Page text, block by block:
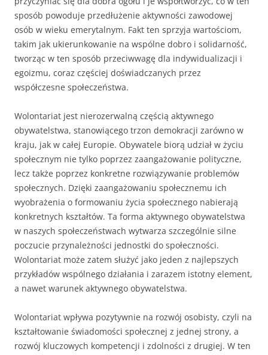
sposób powoduje przedłużenie aktywności zawodowej
osób w wieku emerytalnym. Fakt ten sprzyja wartościom,
takim jak ukierunkowanie na wspólne dobro i solidarność,
tworząc w ten sposób przeciwwagę dla indywidualizacji i
egoizmu, coraz częściej doświadczanych przez
współczesne społeczeństwa.
Wolontariat jest nierozerwalną częścią aktywnego
obywatelstwa, stanowiącego trzon demokracji zarówno w
kraju, jak w całej Europie. Obywatele biorą udział w życiu
społecznym nie tylko poprzez zaangażowanie polityczne,
lecz także poprzez konkretne rozwiązywanie problemów
społecznych. Dzięki zaangażowaniu społecznemu ich
wyobrażenia o formowaniu życia społecznego nabierają
konkretnych kształtów. Ta forma aktywnego obywatelstwa
w naszych społeczeństwach wytwarza szczególnie silne
poczucie przynależności jednostki do społeczności.
Wolontariat może zatem służyć jako jeden z najlepszych
przykładów wspólnego działania i zarazem istotny element,
a nawet warunek aktywnego obywatelstwa.
Wolontariat wpływa pozytywnie na rozwój osobisty, czyli na
kształtowanie świadomości społecznej z jednej strony, a
rozwój kluczowych kompetencji i zdolności z drugiej. W ten